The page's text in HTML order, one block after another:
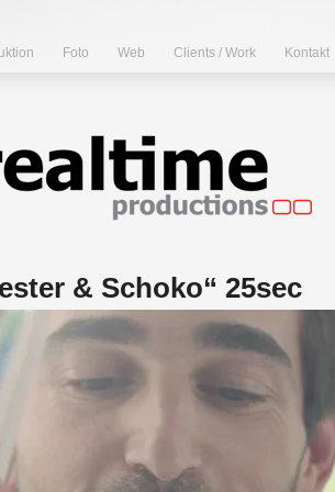
Foto Web Clients / Work Kontakt
& Schoko“ 25sec